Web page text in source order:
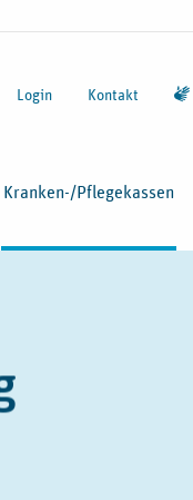
Login Kontakt
Kranken-/Pflegekassen